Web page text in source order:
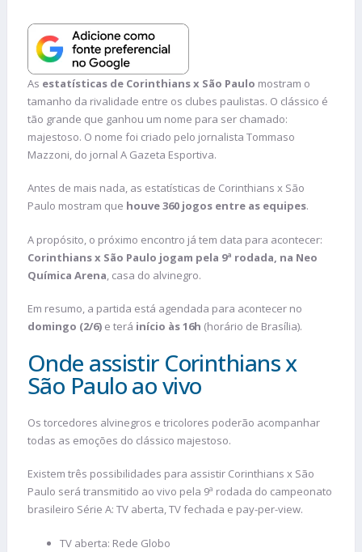
As estatísticas de Corinthians x São Paulo mostram o
tamanho da rivalidade entre os clubes paulistas. O clássico é
tão grande que ganhou um nome para ser chamado:
majestoso. O nome foi criado pelo jornalista Tommaso
Mazzoni, do jornal A Gazeta Esportiva.
Antes de mais nada, as estatísticas de Corinthians x São
Paulo mostram que houve 360 jogos entre as equipes.
A propósito, o próximo encontro já tem data para acontecer:
Corinthians x São Paulo jogam pela 9ª rodada, na Neo
Química Arena, casa do alvinegro.
Em resumo, a partida está agendada para acontecer no
domingo (2/6) e terá início às 16h (horário de Brasília).
Onde assistir Corinthians x
São Paulo ao vivo
Os torcedores alvinegros e tricolores poderão acompanhar
todas as emoções do clássico majestoso.
Existem três possibilidades para assistir Corinthians x São
Paulo será transmitido ao vivo pela 9ª rodada do campeonato
brasileiro Série A: TV aberta, TV fechada e pay-per-view.
TV aberta: Rede Globo